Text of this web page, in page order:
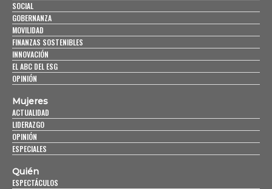
SOCIAL
GOBERNANZA
MOVILIDAD
FINANZAS SOSTENIBLES
INNOVACIÓN
EL ABC DEL ESG
OPINIÓN
Mujeres
ACTUALIDAD
LIDERAZGO
OPINIÓN
ESPECIALES
Quién
ESPECTÁCULOS